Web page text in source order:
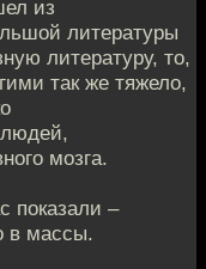
из
литературы
литературу, то,
так же тяжело,
мозга.
показали –
в массы.